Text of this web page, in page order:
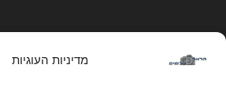
מדיניות העוגיות